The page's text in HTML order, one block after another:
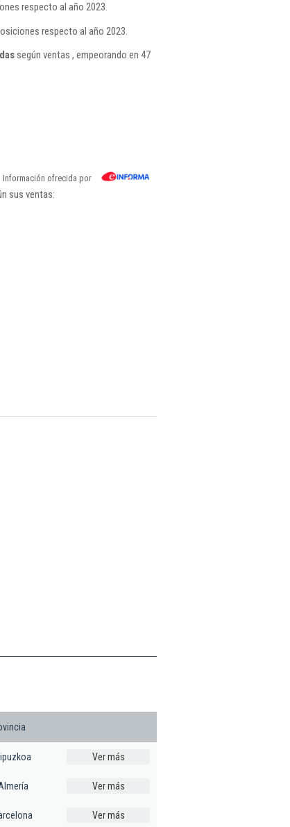
respecto al año 2023.
respecto al año 2023.
según ventas , empeorando en 47
Información ofrecida por
sus ventas:
Ver más
Ver más
Ver más